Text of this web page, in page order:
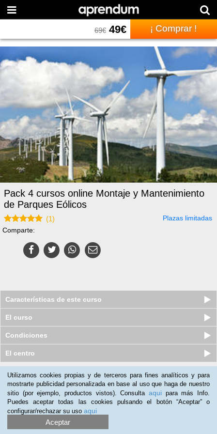
69€49€ ¡ Comprar !
Pack 4 cursos online Montaje y Mantenimiento
de Parques Eólicos
(1)
Plazas limitadas
Comparte:
Características de este curso
El curso
Condiciones
El centro
Nuestros clientes opinan:
Manuel(25-01-2019)
Los cursos son muy completos.y muy bien explicados los temas
Utilizamos cookies propias y de terceros para fines analíticos y para
mostrarte publicidad personalizada en base al uso que haga de nuestro
sitio (por ejemplo, productos vistos). Consulta aqui para más Info.
Puedes aceptar todas las cookies pulsando el botón “Aceptar” o
configurar/rechazar su uso aqui
Aceptar